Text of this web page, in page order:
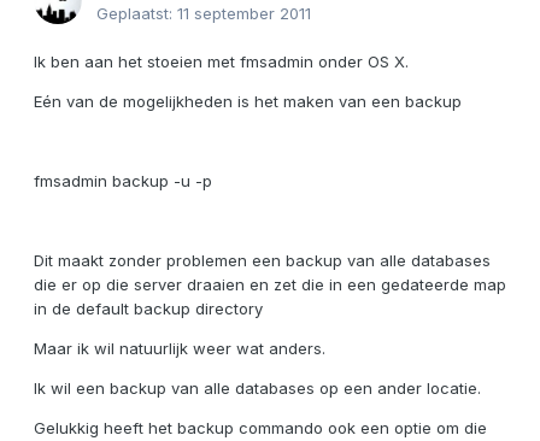
Geplaatst: 11 september 2011
Ik ben aan het stoeien met fmsadmin onder OS X.
Eén van de mogelijkheden is het maken van een backup
fmsadmin backup -u -p
Dit maakt zonder problemen een backup van alle databases
die er op die server draaien en zet die in een gedateerde map
in de default backup directory
Maar ik wil natuurlijk weer wat anders.
Ik wil een backup van alle databases op een ander locatie.
Gelukkig heeft het backup commando ook een optie om die